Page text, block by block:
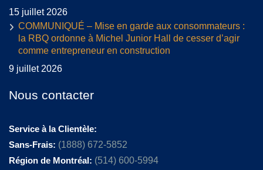
15 juillet 2026
COMMUNIQUÉ – Mise en garde aux consommateurs :
la RBQ ordonne à Michel Junior Hall de cesser d’agir
comme entrepreneur en construction
9 juillet 2026
Nous contacter
Service à la Clientèle:
Sans-Frais: (1888) 672-5852
Région de Montréal: (514) 600-5994